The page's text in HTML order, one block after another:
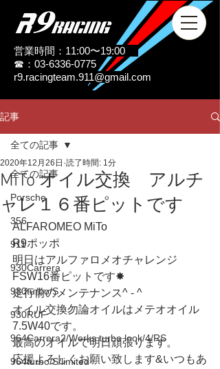
営業時間：11:00〜19:00
☎：03-6336-0775
r9.racingteam.911@gmail.com
記事
全ての記事
Porsche
356
911
930Carrera
930turbo/S
930RUF
964Carrera2/Werks turbo look/4/RS
964turbo/S/limited
全ての記事
MiTo オイル交換 アルチ
ャレ１６番ピットです
2020年12月26日 読了時間: 1分
ALFAROMEO MiTo
R9ポッポ
明日はアルファロメオチャレンジ
FSW16番ピットです✸
走行前のメンテナンス^ - ^
オイル交換勿論オイルはメテオオイル
7.5W40です。
最高のオイルで明日頑張ります。
応援よろしくお願い致します&いつもあ